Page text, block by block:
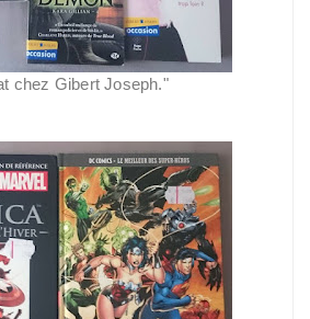
chez Gibert Joseph."